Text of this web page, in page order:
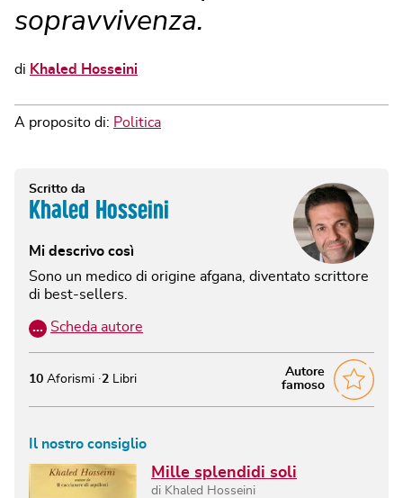
sopravvivenza.
di Khaled Hosseini
A proposito di: Politica
Scritto da
Khaled Hosseini
Mi descrivo così
Sono un medico di origine afgana, diventato scrittore
di best-sellers.
… Scheda autore
Autore
famoso
10 Aforismi 2 Libri
Il nostro consiglio
Mille splendidi soli
di Khaled Hosseini